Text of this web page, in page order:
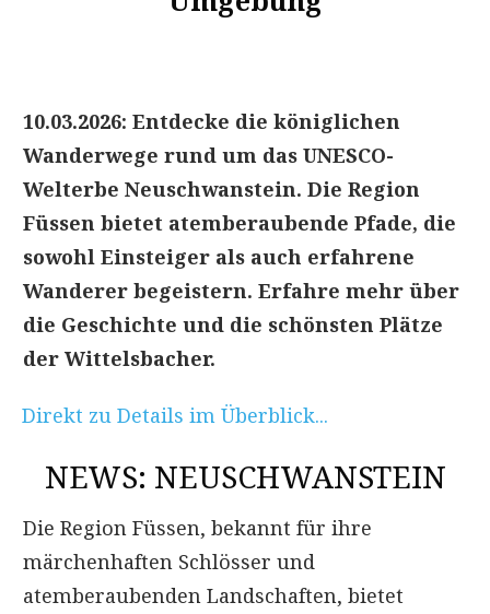
10.03.2026: Entdecke die königlichen
Wanderwege rund um das UNESCO-
Welterbe Neuschwanstein. Die Region
Füssen bietet atemberaubende Pfade, die
sowohl Einsteiger als auch erfahrene
Wanderer begeistern. Erfahre mehr über
die Geschichte und die schönsten Plätze
der Wittelsbacher.
Direkt zu Details im Überblick...
NEWS: NEUSCHWANSTEIN
Die Region Füssen, bekannt für ihre
märchenhaften Schlösser und
atemberaubenden Landschaften, bietet